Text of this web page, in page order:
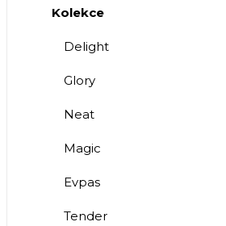
Kolekce
Delight
Glory
Neat
Magic
Evpas
Tender